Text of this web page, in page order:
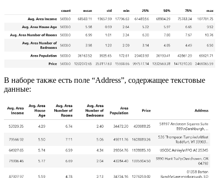
В наборе также есть поле “Address”, содержащее текстовые
данные: